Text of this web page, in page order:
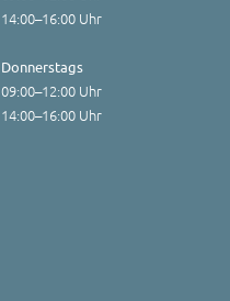
14:00–16:00 Uhr
Donnerstags
09:00–12:00 Uhr
14:00–16:00 Uhr